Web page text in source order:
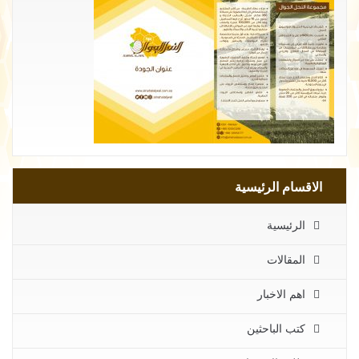
الاقسام الرئيسية
الرئيسية
المقالات
اهم الاخبار
كتب الباحثين